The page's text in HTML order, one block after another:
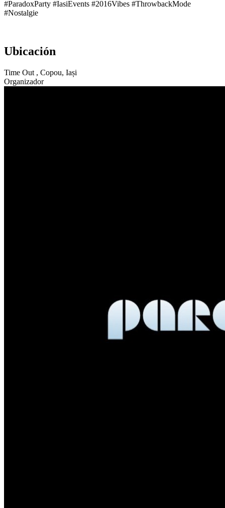
#ParadoxParty #IasiEvents #2016Vibes #ThrowbackMode
#Nostalgie
Ubicación
Time Out , Copou, Iași
Organizador